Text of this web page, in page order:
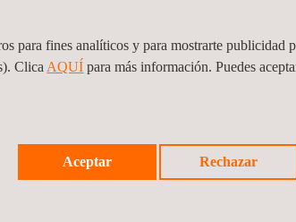
para fines analíticos y para mostrarte publicidad
Clica AQUÍ para más información. Puedes
Aceptar Rechazar